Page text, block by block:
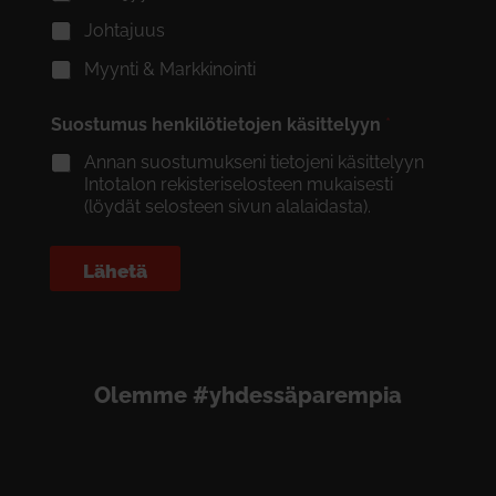
Johtajuus
Myynti & Markkinointi
Suostumus henkilötietojen käsittelyyn *
Annan suostumukseni tietojeni käsittelyyn
Intotalon rekisteriselosteen mukaisesti
(löydät selosteen sivun alalaidasta).
Lähetä
Olemme #yhdessäparempia